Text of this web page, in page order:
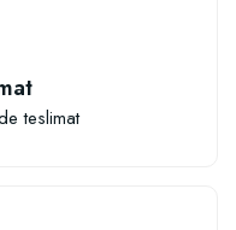
teslimat